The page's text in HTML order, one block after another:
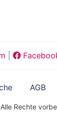
AGB
Rechte